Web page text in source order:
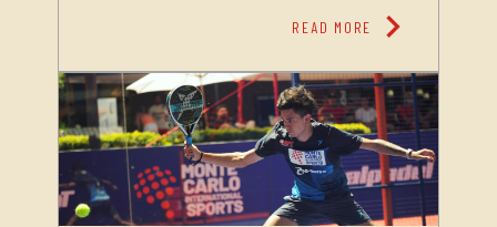
READ MORE chevron_right